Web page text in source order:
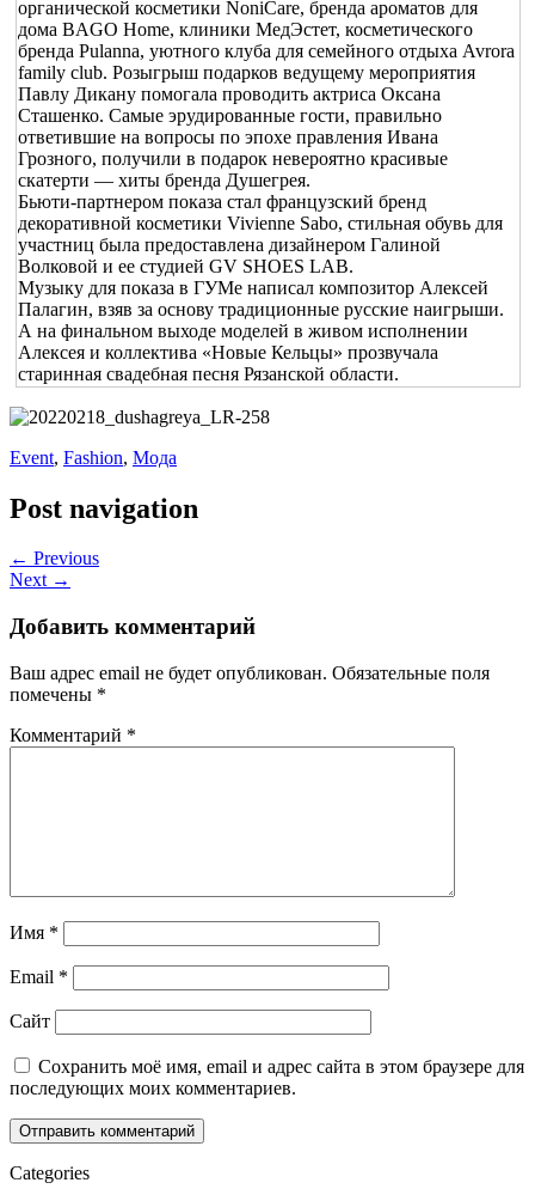
органической косметики NoniCare, бренда ароматов для
дома BAGO Home, клиники МедЭстет, косметического
бренда Pulanna, уютного клуба для семейного отдыха Avrora
family club. Розыгрыш подарков ведущему мероприятия
Павлу Дикану помогала проводить актриса Оксана
Сташенко. Самые эрудированные гости, правильно
ответившие на вопросы по эпохе правления Ивана
Грозного, получили в подарок невероятно красивые
скатерти — хиты бренда Душегрея.
Бьюти-партнером показа стал французский бренд
декоративной косметики Vivienne Sabo, стильная обувь для
участниц была предоставлена дизайнером Галиной
Волковой и ее студией GV SHOES LAB.
Музыку для показа в ГУМе написал композитор Алексей
Палагин, взяв за основу традиционные русские наигрыши.
А на финальном выходе моделей в живом исполнении
Алексея и коллектива «Новые Кельцы» прозвучала
старинная свадебная песня Рязанской области.
Event, Fashion, Мода
Post navigation
← Previous
Next →
Добавить комментарий
Ваш адрес email не будет опубликован. Обязательные поля
помечены *
Комментарий *
Имя *
Email *
Сайт
Сохранить моё имя, email и адрес сайта в этом браузере для
последующих моих комментариев.
Categories